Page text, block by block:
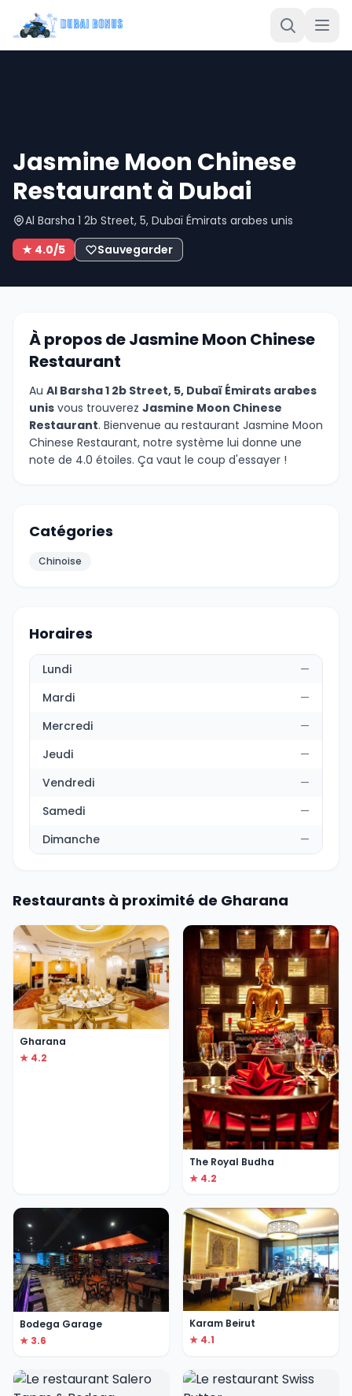
Jasmine Moon Chinese
Restaurant à Dubai
Al Barsha 1 2b Street, 5, Dubaï Émirats arabes unis
★ 4.0/5
Sauvegarder
À propos de Jasmine Moon Chinese
Restaurant
Au Al Barsha 1 2b Street, 5, Dubaï Émirats arabes
unis vous trouverez Jasmine Moon Chinese
Restaurant. Bienvenue au restaurant Jasmine Moon
Chinese Restaurant, notre système lui donne une
note de 4.0 étoiles. Ça vaut le coup d'essayer !
Catégories
Chinoise
Horaires
Lundi
—
Mardi
—
Mercredi
—
Jeudi
—
Vendredi
—
Samedi
—
Dimanche
—
Restaurants à proximité de Gharana
Gharana
★ 4.2
The Royal Budha
★ 4.2
Bodega Garage
★ 3.6
Karam Beirut
★ 4.1